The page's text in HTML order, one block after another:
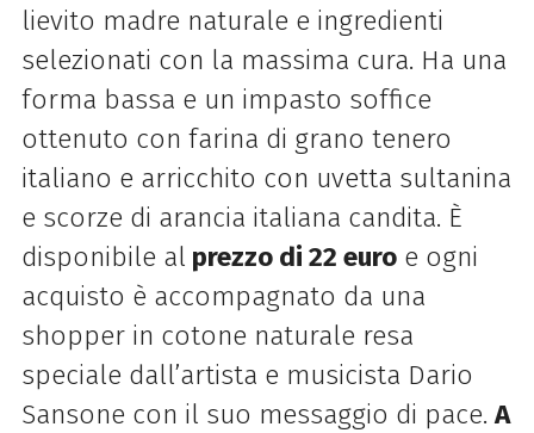
lievito madre naturale e ingredienti
selezionati con la massima cura. Ha una
forma bassa e un impasto soffice
ottenuto con farina di grano tenero
italiano e arricchito con uvetta sultanina
e scorze di arancia italiana candita. È
disponibile al prezzo di 22 euroe ogni
acquisto è accompagnato da una
shopper in cotone naturale resa
speciale dall’artista e musicista Dario
Sansone con il suo messaggio di pace.A